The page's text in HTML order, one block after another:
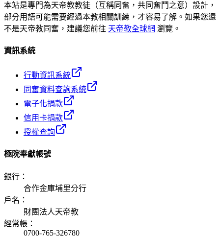
本站是專門為天帝教教徒（互稱同奮，共同奮鬥之意）設計，
部分用語可能需要經過本教相關訓練，才容易了解。如果您還
不是天帝教同奮，建議您前往 天帝教全球網 瀏覽。
資訊系統
行動資訊系統
同奮資料查詢系統
電子化捐款
信用卡捐款
授權查詢
極院奉獻帳號
銀行 ：
合作金庫埔里分行
戶名 ：
財團法人天帝教
經常帳 ：
0700-765-326780